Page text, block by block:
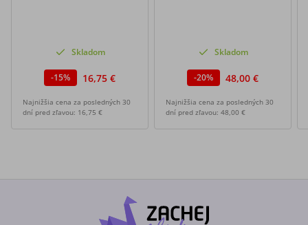
Skladom
-15% 16,75 €
Najnižšia cena za posledných 30
dní pred zľavou: 16,75 €
Skladom
-20% 48,00 €
Najnižšia cena za posledných 30
dní pred zľavou: 48,00 €